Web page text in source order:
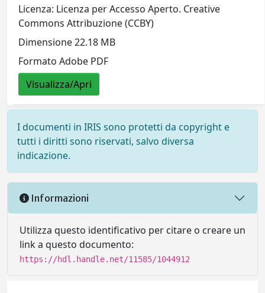
Licenza: Licenza per Accesso Aperto. Creative
Commons Attribuzione (CCBY)
Dimensione 22.18 MB
Formato Adobe PDF
Visualizza/Apri
I documenti in IRIS sono protetti da copyright e
tutti i diritti sono riservati, salvo diversa
indicazione.
Informazioni
Utilizza questo identificativo per citare o creare un
link a questo documento:
https://hdl.handle.net/11585/1044912